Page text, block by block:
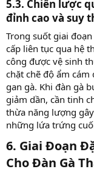
5.3. Chiến lược
đỉnh cao và suy
Trong suốt giai
cấp liên tục qua hệ
công được vệ sinh
chặt chẽ độ ẩm
gan gà. Khi đàn gà
giảm dần, cần tinh
thừa năng lượng
những lứa trứng
6. Giai Đoạn
Cho Đàn Gà